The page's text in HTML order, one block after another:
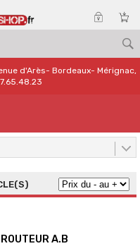
d'Arès- Bordeaux- Mérignac,
A.B